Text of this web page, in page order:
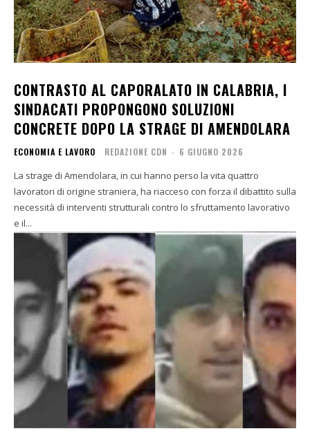
CONTRASTO AL CAPORALATO IN CALABRIA, I
SINDACATI PROPONGONO SOLUZIONI
CONCRETE DOPO LA STRAGE DI AMENDOLARA
ECONOMIA E LAVORO REDAZIONE CDN - 6 GIUGNO 2026
La strage di Amendolara, in cui hanno perso la vita quattro
lavoratori di origine straniera, ha riacceso con forza il dibattito sulla
necessità di interventi strutturali contro lo sfruttamento lavorativo
e il...